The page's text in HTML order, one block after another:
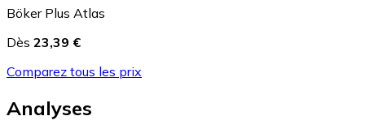
Böker Plus Atlas
Dès 23,39 €
Comparez tous les prix
Analyses